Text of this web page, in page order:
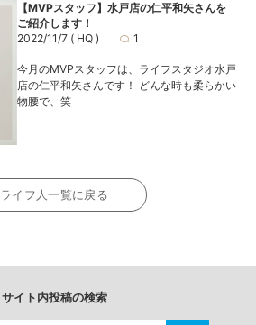
【MVPスタッフ】水戸店の仁平和矢さんを
ご紹介します！
2022/11/7 ( HQ ) 1
今月のMVPスタッフは、ライフスタジオ水戸
店の仁平和矢さんです！ どんな時も柔らかい
物腰で、笑
ライフ人一覧に戻る
サイト内投稿の検索